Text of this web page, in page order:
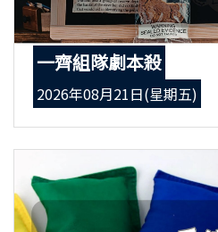
一齊組隊劇本殺
2026年08月21日(星期五)